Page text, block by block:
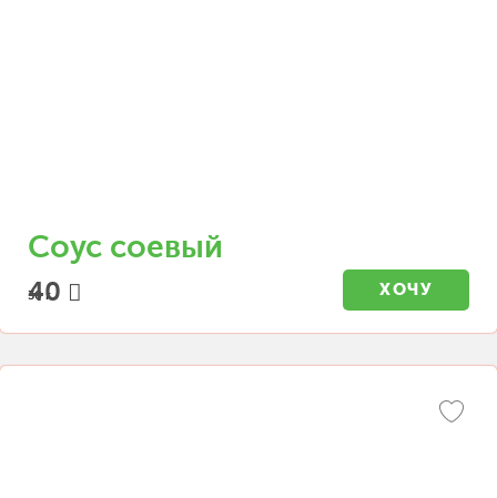
Соус соевый
30 г.
40 ХОЧУ